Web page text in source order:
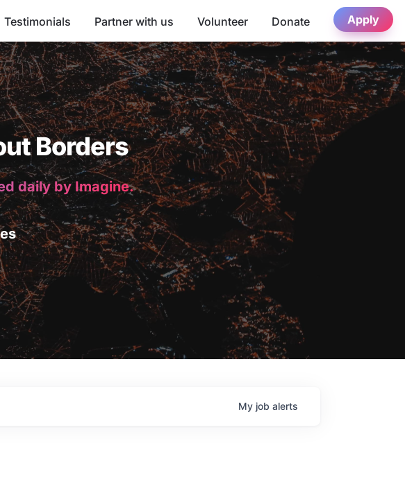
Testimonials Partner with us Volunteer Donate Apply
Borders
daily by Imagine.
My job alerts